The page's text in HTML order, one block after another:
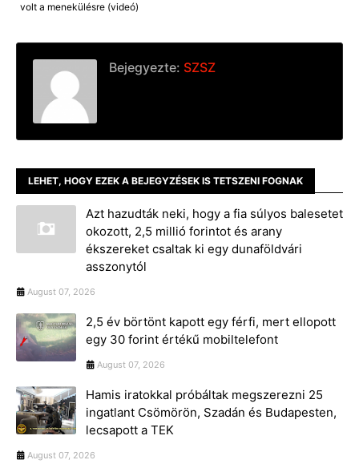
volt a menekülésre (videó)
Bejegyezte: SZSZ
LEHET, HOGY EZEK A BEJEGYZÉSEK IS TETSZENI FOGNAK
Azt hazudták neki, hogy a fia súlyos balesetet
okozott, 2,5 millió forintot és arany
ékszereket csaltak ki egy dunaföldvári
asszonytól
August 07, 2026
2,5 év börtönt kapott egy férfi, mert ellopott
egy 30 forint értékű mobiltelefont
August 07, 2026
Hamis iratokkal próbáltak megszerezni 25
ingatlant Csömörön, Szadán és Budapesten,
lecsapott a TEK
August 07, 2026